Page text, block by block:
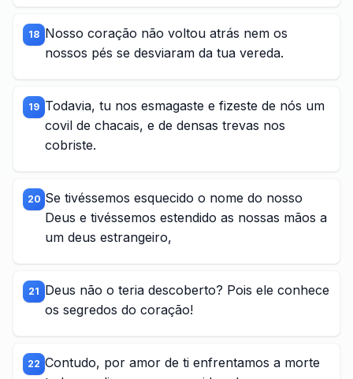
18 Nosso coração não voltou atrás nem os
nossos pés se desviaram da tua vereda.
19 Todavia, tu nos esmagaste e fizeste de nós um
covil de chacais, e de densas trevas nos
cobriste.
20 Se tivéssemos esquecido o nome do nosso
Deus e tivéssemos estendido as nossas mãos a
um deus estrangeiro,
21 Deus não o teria descoberto? Pois ele conhece
os segredos do coração!
22 Contudo, por amor de ti enfrentamos a morte